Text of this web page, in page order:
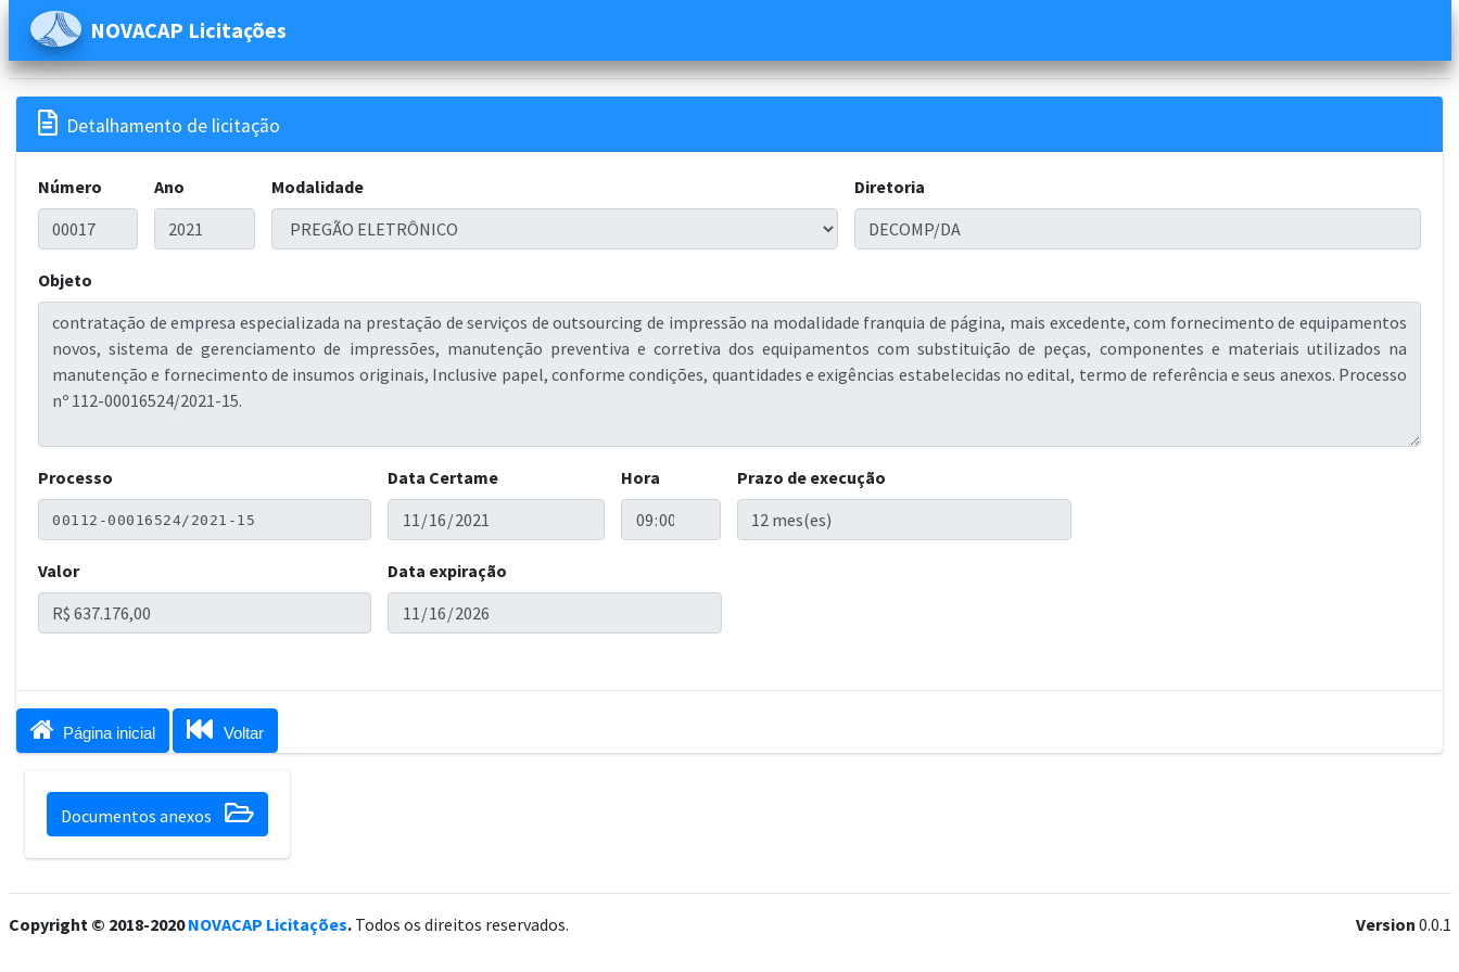
NOVACAP Licitações
 Detalhamento de licitação
Número Ano Modalidade Diretoria
Objeto
Processo Data Certame Hora Prazo de execução
Valor Data expiração
 Página inicial  Voltar
Documentos anexos 
Copyright © 2018-2020NOVACAP Licitações.Todos os direitos reservados. Version 0.0.1